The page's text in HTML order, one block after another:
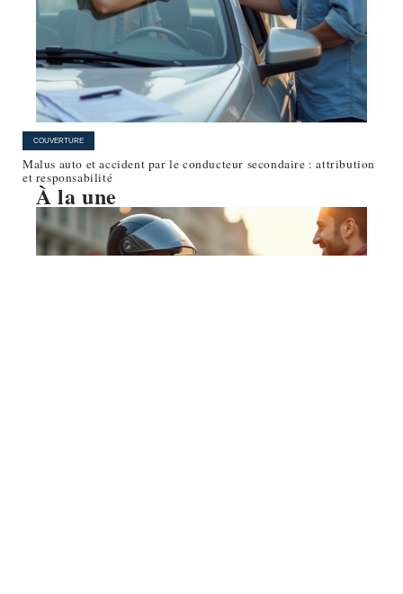
COUVERTURE
Malus auto et accident par le conducteur secondaire : attribution
et responsabilité
À la une